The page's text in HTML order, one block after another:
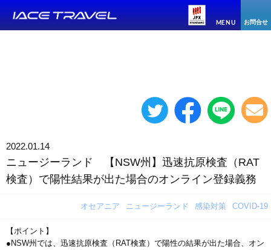
MENU お問合せ
2022.01.14
ニュージーランド 【NSW州】迅速抗原検査（RAT
検査）で陽性結果が出た場合のオンライン登録義務
オセアニア ニュージーランド 感染対策 COVID-19
【ポイント】
●NSW州では、迅速抗原検査（RAT検査）で陽性の結果が出た場合、オン